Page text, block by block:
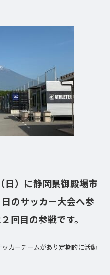
日）に静岡県御殿場市
のサッカー大会へ参
回目の参戦です。
カーチームがあり定期的に活動